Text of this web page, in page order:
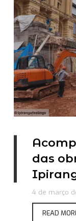
das
4 de março
READ